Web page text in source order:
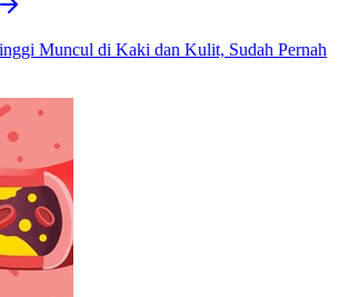
Muncul di Kaki dan Kulit, Sudah Pernah